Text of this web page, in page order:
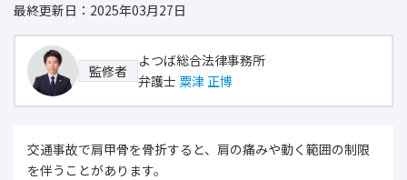
最終更新日：2025年03月27日
監修者
よつば総合法律事務所
弁護士 粟津 正博
交通事故で肩甲骨を骨折すると、肩の痛みや動く範囲の制限
を伴うことがあります。